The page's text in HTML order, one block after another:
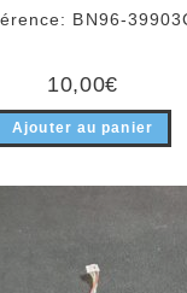
BN96-
10,00€
Ajouter au panier